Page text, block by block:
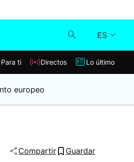
ES
Klisk
Lo último
Para ti Directos Lo último
europeo
Compartir Guardar